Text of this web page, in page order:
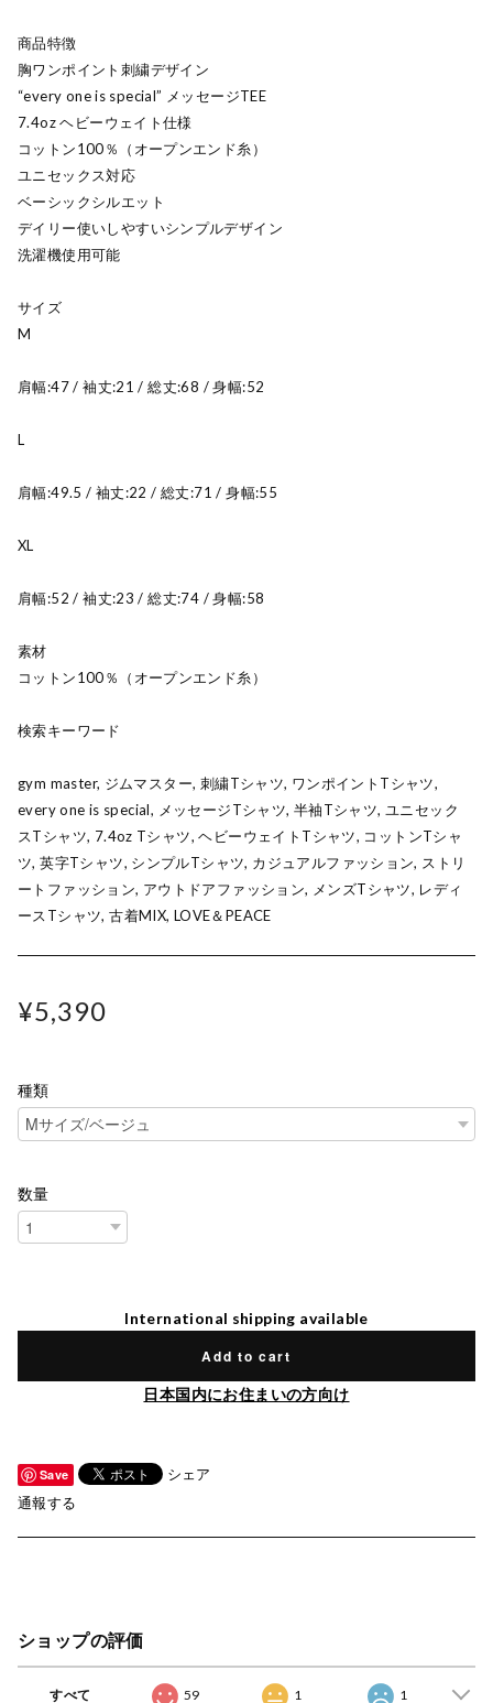
商品特徴
胸ワンポイント刺繍デザイン
“every one is special” メッセージTEE
7.4oz ヘビーウェイト仕様
コットン100％（オープンエンド糸）
ユニセックス対応
ベーシックシルエット
デイリー使いしやすいシンプルデザイン
洗濯機使用可能
サイズ
M
肩幅:47 / 袖丈:21 / 総丈:68 / 身幅:52
L
肩幅:49.5 / 袖丈:22 / 総丈:71 / 身幅:55
XL
肩幅:52 / 袖丈:23 / 総丈:74 / 身幅:58
素材
コットン100％（オープンエンド糸）
検索キーワード
gym master, ジムマスター, 刺繍Tシャツ, ワンポイントTシャツ,
every one is special, メッセージTシャツ, 半袖Tシャツ, ユニセック
スTシャツ, 7.4oz Tシャツ, ヘビーウェイトTシャツ, コットンTシャ
ツ, 英字Tシャツ, シンプルTシャツ, カジュアルファッション, ストリ
ートファッション, アウトドアファッション, メンズTシャツ, レディ
ースTシャツ, 古着MIX, LOVE＆PEACE
¥5,390
種類
数量
International shipping available
Add to cart
日本国内にお住まいの方向け
Save
シェア
通報する
ショップの評価
すべて 59 1 1